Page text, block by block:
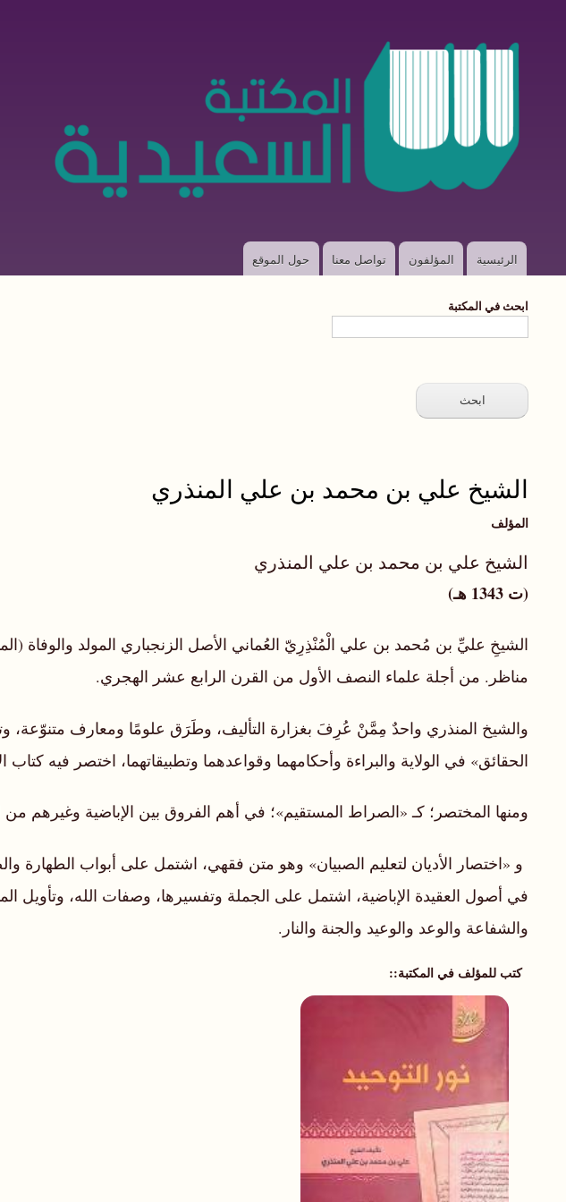
Mainالرئيسية المؤلفون تواصل معنا حول الموقع
ابحث في المكتبة
الشيخ علي بن محمد بن علي المنذري
المؤلف
الشيخ علي بن محمد بن علي المنذري
(ت 1343 هـ)
مناظر. من أجلة علماء النصف الأول من القرن الرابع عشر الهجري.
والشيخ المنذري واحدٌ مِمَّنْ عُرِفَ بغزارة التأليف، وطَرَق علومًا ومعارف متنوّعة،
الحقائق» في الولاية والبراءة وأحكامهما وقواعدهما وتطبيقاتهما، اختصر فيه
ومنها المختصر؛ كـ «الصراط المستقيم»؛ في أهم الفروق بين الإباضية وغيرهم
و «اختصار الأديان لتعليم الصبيان» وهو متن فقهي، اشتمل على أبواب الطهارة
في أصول العقيدة الإباضية، اشتمل على الجملة وتفسيرها، وصفات الله، وتأويل
والشفاعة والوعد والوعيد والجنة والنار.
كتب للمؤلف في المكتبة: